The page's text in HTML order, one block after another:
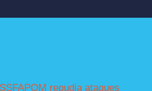
repudia ataques